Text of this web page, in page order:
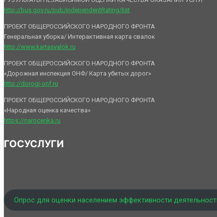
http://bus.gov.ru/pub/independentRating/list
ПРОЕКТ ОБЩЕРОССИЙСКОГО НАРОДНОГО ФРОНТА
Генеральная уборка/ Интерактивная карта свалок
http://www.kartasvalok.ru
ПРОЕКТ ОБЩЕРОССИЙСКОГО НАРОДНОГО ФРОНТА
«Дорожная инспекция ОНФ/ Карта убитых дорог»
http://dorogi-onf.ru
ПРОЕКТ ОБЩЕРОССИЙСКОГО НАРОДНОГО ФРОНТА
«Народная оценка качества»
https://narocenka.ru
ГОСУСЛУГИ
Опрос для оценки населением эффективности